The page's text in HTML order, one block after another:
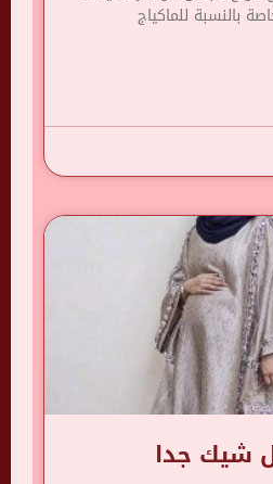
بالنسبة للماكياج
شيك جدا